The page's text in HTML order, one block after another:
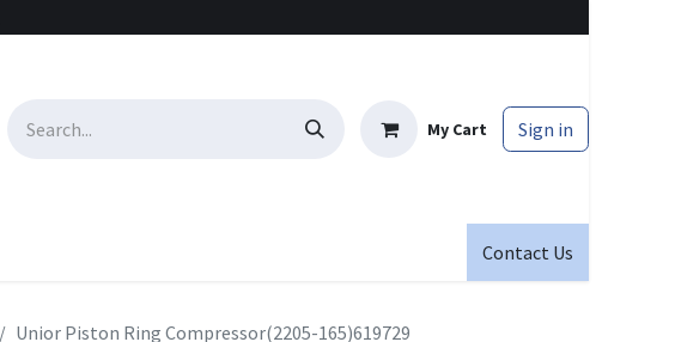
My Cart Sign in
Contact Us
Unior Piston Ring Compressor(2205-165)619729